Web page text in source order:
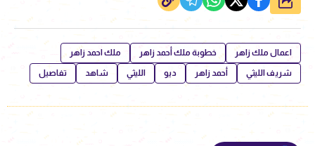
اعمال ملك زاهر خطوبة ملك أحمد زاهر ملك احمد زاهر
شريف الليثي أحمد زاهر ديو الليثي شاهد تفاصيل